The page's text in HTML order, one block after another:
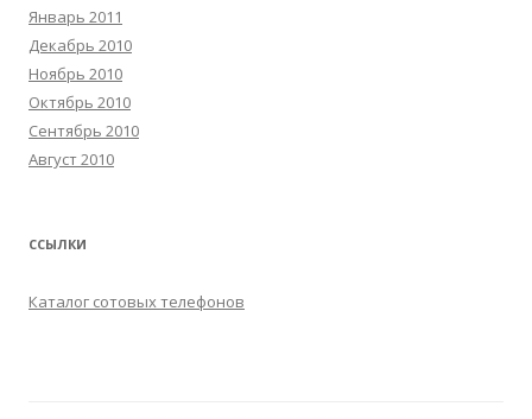
Январь 2011
Декабрь 2010
Ноябрь 2010
Октябрь 2010
Сентябрь 2010
Август 2010
ССЫЛКИ
Каталог сотовых телефонов